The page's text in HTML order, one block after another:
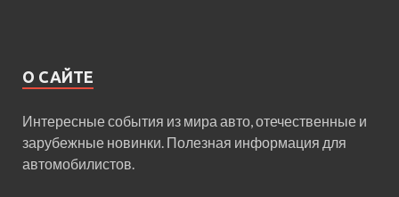
О САЙТЕ
Интересные события из мира авто, отечественные и
зарубежные новинки. Полезная информация для
автомобилистов.